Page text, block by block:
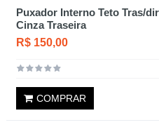
Puxador Interno Teto Tras/
Cinza Traseira
R$ 150,00
COMPRAR